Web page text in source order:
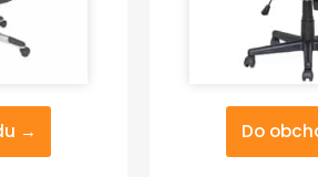
→ Do